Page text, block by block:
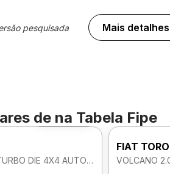
pesquisada Mais detalhes
de na Tabela Fipe
Foto 360º
VOLCANO 2.0 16V TURBO DIE 4X4 AUTOMATICO
FIAT TORO